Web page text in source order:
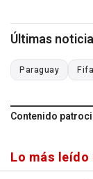
Últimas
Paraguay Fifa
Contenido
Lo más leído